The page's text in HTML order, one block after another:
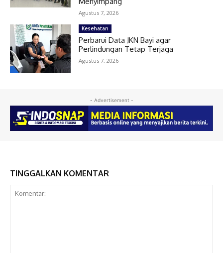
Agustus 7, 2026
Kesehatan
Perbarui Data JKN Bayi agar
Perlindungan Tetap Terjaga
Agustus 7, 2026
- Advertisement -
TINGGALKAN KOMENTAR